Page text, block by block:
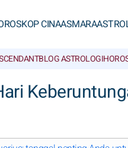
CINAASMARA
BLOG ASTROLOGI